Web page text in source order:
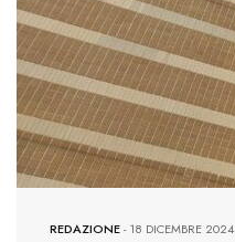
REDAZIONE-18 DICEMBRE 2024